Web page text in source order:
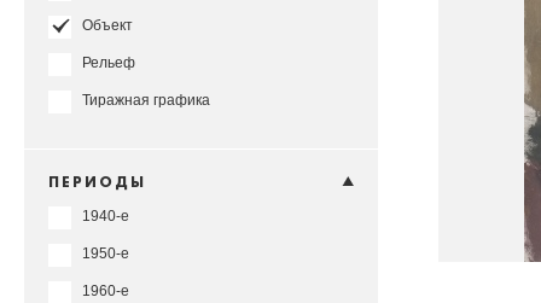
Объект
Рельеф
Тиражная графика
ПЕРИОДЫ
1940-е
1950-е
1960-е